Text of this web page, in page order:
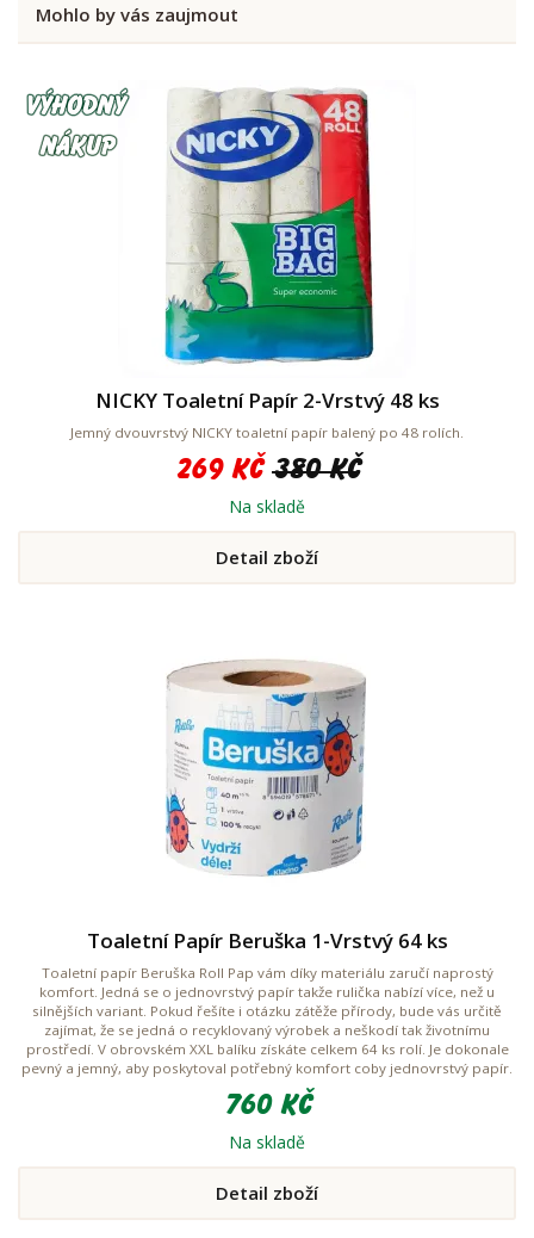
Mohlo by vás zaujmout
NICKY Toaletní Papír 2-Vrstvý 48 ks
Jemný dvouvrstvý NICKY toaletní papír balený po 48 rolích.
269 Kč 380 Kč
Na skladě
Detail zboží
Toaletní Papír Beruška 1-Vrstvý 64 ks
Toaletní papír Beruška Roll Pap vám díky materiálu zaručí naprostý
komfort. Jedná se o jednovrstvý papír takže rulička nabízí více, než u
silnějších variant. Pokud řešíte i otázku zátěže přírody, bude vás určitě
zajímat, že se jedná o recyklovaný výrobek a neškodí tak životnímu
prostředí. V obrovském XXL balíku získáte celkem 64 ks rolí. Je dokonale
pevný a jemný, aby poskytoval potřebný komfort coby jednovrstvý papír.
760 Kč
Na skladě
Detail zboží